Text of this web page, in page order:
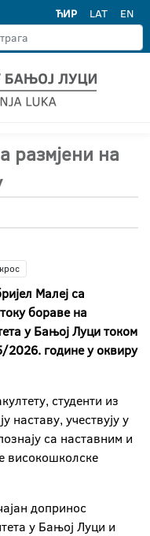
ЋИР LAT EN
размјени на
Малеј са
бораве на
у Бањој Луци током
2026. године у оквиру
студенти из
наставу, учествују у
са наставним и
високошколске
допринос
у Бањој Луци и